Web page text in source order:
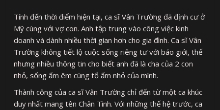
Tính đến thời điểm hiện tại, ca sĩ Vân Trường đã định cư ở
Mỹ cùng với vợ con. Anh tập trung vào công việc kinh
doanh và dành nhiều thời gian hơn cho gia đình. Ca sĩ Vân
Trường không tiết lộ cuộc sống riêng tư với báo giới, thế
nhưng nhiều thông tin cho biết anh đã là cha của 2 con
nhỏ, sống ấm êm cùng tổ ấm nhỏ của mình.
Thành công của ca sĩ Vân Trường chỉ đến từ một ca khúc
duy nhất mang tên Chân Tình. Với những thế hệ trước, ca